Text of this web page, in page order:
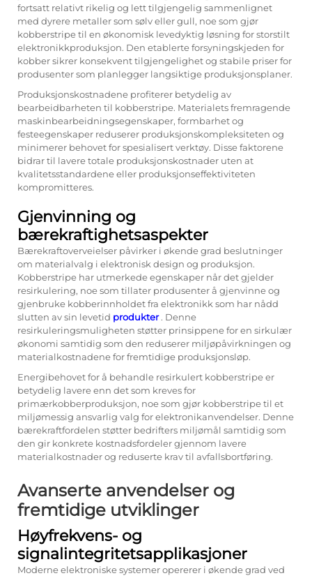
fortsatt relativt rikelig og lett tilgjengelig sammenlignet
med dyrere metaller som sølv eller gull, noe som gjør
kobberstripe til en økonomisk levedyktig løsning for storstilt
elektronikkproduksjon. Den etablerte forsyningskjeden for
kobber sikrer konsekvent tilgjengelighet og stabile priser for
produsenter som planlegger langsiktige produksjonsplaner.
Produksjonskostnadene profiterer betydelig av
bearbeidbarheten til kobberstripe. Materialets fremragende
maskinbearbeidningsegenskaper, formbarhet og
festeegenskaper reduserer produksjonskompleksiteten og
minimerer behovet for spesialisert verktøy. Disse faktorene
bidrar til lavere totale produksjonskostnader uten at
kvalitetsstandardene eller produksjonseffektiviteten
kompromitteres.
Gjenvinning og
bærekraftighetsaspekter
Bærekraftoverveielser påvirker i økende grad beslutninger
om materialvalg i elektronisk design og produksjon.
Kobberstripe har utmerkede egenskaper når det gjelder
resirkulering, noe som tillater produsenter å gjenvinne og
gjenbruke kobberinnholdet fra elektronikk som har nådd
slutten av sin levetid produkter. Denne
resirkuleringsmuligheten støtter prinsippene for en sirkulær
økonomi samtidig som den reduserer miljøpåvirkningen og
materialkostnadene for fremtidige produksjonsløp.
Energibehovet for å behandle resirkulert kobberstripe er
betydelig lavere enn det som kreves for
primærkobberproduksjon, noe som gjør kobberstripe til et
miljømessig ansvarlig valg for elektronikanvendelser. Denne
bærekraftfordelen støtter bedrifters miljømål samtidig som
den gir konkrete kostnadsfordeler gjennom lavere
materialkostnader og reduserte krav til avfallsbortføring.
Avanserte anvendelser og
fremtidige utviklinger
Høyfrekvens- og
signalintegritetsapplikasjoner
Moderne elektroniske systemer opererer i økende grad ved